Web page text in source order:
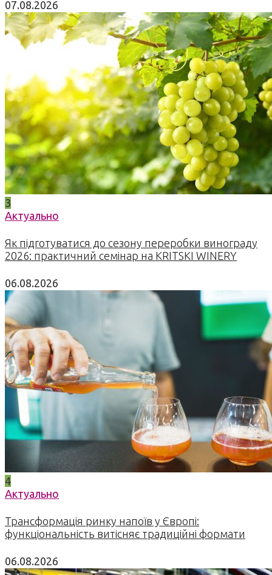
07.08.2026
3
Актуально
Як підготуватися до сезону переробки винограду
2026: практичний семінар на KRITSKI WINERY
06.08.2026
4
Актуально
Трансформація ринку напоїв у Європі:
функціональність витісняє традиційні формати
06.08.2026